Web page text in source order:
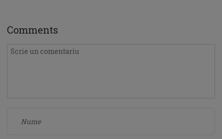
Comments